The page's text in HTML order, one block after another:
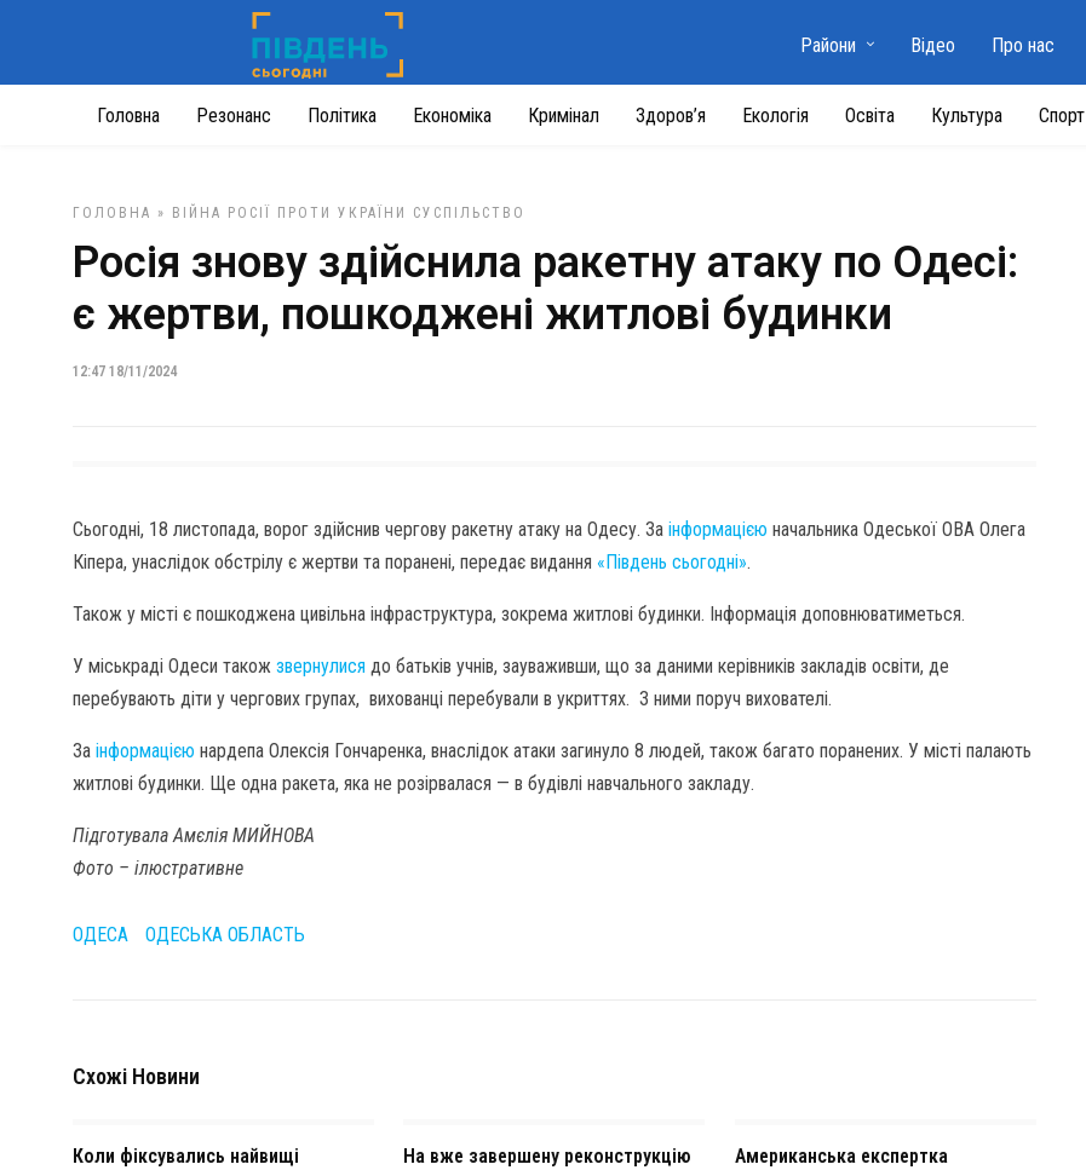
Головна Резонанс Політика Економіка Кримінал Здоров’я Екологія Освіта Культура Спорт
Райони Відео Про нас
ГОЛОВНА » ВІЙНА РОСІЇ ПРОТИ УКРАЇНИ СУСПІЛЬСТВО
Росія знову здійснила ракетну атаку по Одесі:
є жертви, пошкоджені житлові будинки
12:47 18/11/2024
Сьогодні, 18 листопада, ворог здійснив чергову ракетну атаку на Одесу. За інформацією начальника Одеської ОВА Олега
Кіпера, унаслідок обстрілу є жертви та поранені, передає видання «Південь сьогодні».
Також у місті є пошкоджена цивільна інфраструктура, зокрема житлові будинки. Інформація доповнюватиметься.
У міськраді Одеси також звернулися до батьків учнів, зауваживши, що за даними керівників закладів освіти, де
перебувають діти у чергових групах, вихованці перебували в укриттях. З ними поруч вихователі.
За інформацією нардепа Олексія Гончаренка, внаслідок атаки загинуло 8 людей, також багато поранених. У місті палають
житлові будинки. Ще одна ракета, яка не розірвалася — в будівлі навчального закладу.
Підготувала Амєлія МИЙНОВА
Фото – ілюстративне
ОДЕСА ОДЕСЬКА ОБЛАСТЬ
Схожі Новини
Коли фіксувались найвищі
На вже завершену реконструкцію
Американська експертка